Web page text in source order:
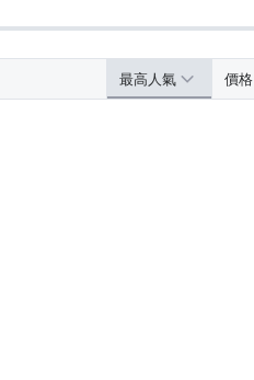
最高人氣 價格